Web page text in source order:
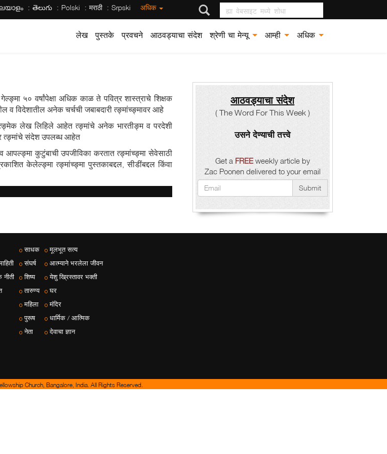
తెలుగు Polski मराठी Srpski अधिक ह्या वेबसाइट मध्ये शोधा
लेख पुस्तके प्रवचने आठवड्याचा संदेश श्रेणी चा मेन्यू आम्ही अधिक
५० वर्षांपेक्षा अधिक काळ ते पवित्र शास्त्राचे शिक्षक
व विदेशातील अनेक चर्चची जबाबदारी त्ङ्मांच्ङ्मावर आहे
लेख लिहिले आहेत त्ङ्मांचे अनेक भारतीङ्म व परदेशी
त्ङ्मांचे संदेश उपलब्ध आहेत
कुटुंबाची उपजीविका करतात त्ङ्मांच्ङ्मा सेवेसाठी
केलेल्ङ्मा त्ङ्मांच्ङ्मा पुस्तकाबद्दल, सीडींबद्दल किंवा
आठवड्याचा संदेश
( The Word For This Week )
उसने देण्याची तत्त्वे
Get a FREEweekly article by
Zac Poonen delivered to your email
Submit
साधक
संघर्ष
शिष्य
तारुण्य
महिला
पुरूष
नेता
मूलभूत सत्य
आत्म्याने भरलेला जीवन
येशु ख्रिस्तावर भक्ती
घर
मंदिर
धार्मिक / आत्मिक
देवाचा ज्ञान
Church, Bangalore, India. All Rights Reserved.